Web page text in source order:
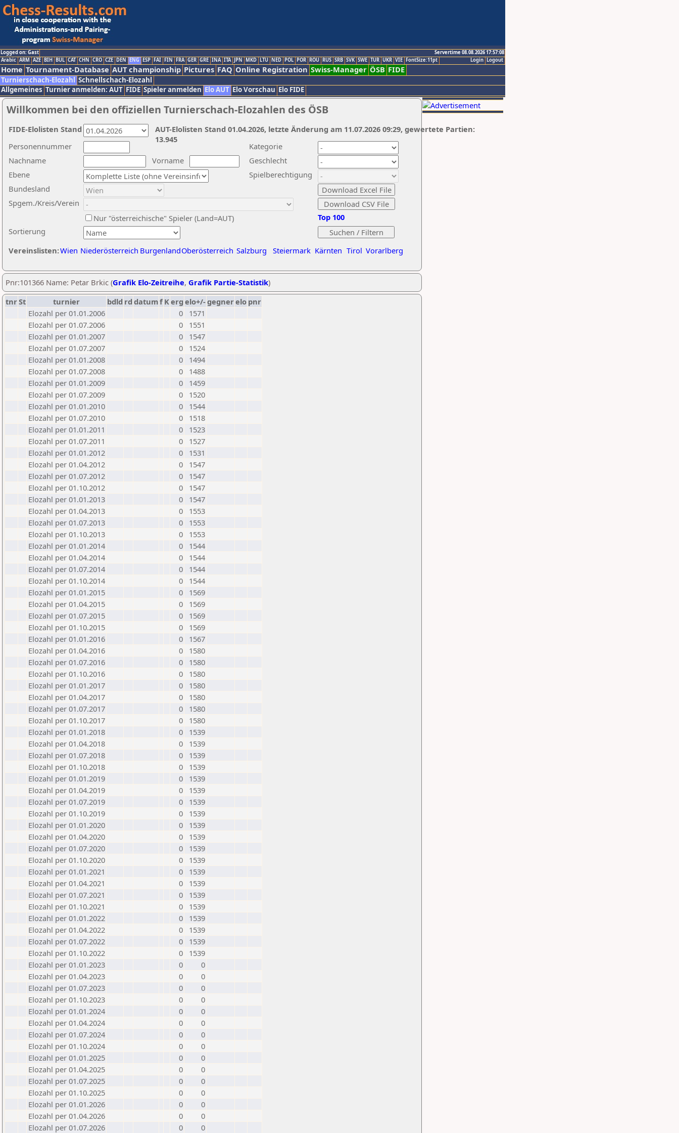
Logged on: Gast
Servertime 08.08.2026 17:57:08
Logout
Login
Arabic ARM AZE BIH BUL CAT CHN CRO CZE DEN ENG ESP FAI FIN FRA GER GRE INA ITA JPN MKD LTU NED POL POR ROU RUS SRB SVK SWE TUR UKR VIE FontSize:11pt
Home Tournament-Database AUT championship Pictures FAQ Online Registration Swiss-Manager ÖSB FIDE
Turnierschach-Elozahl Schnellschach-Elozahl
Allgemeines Turnier anmelden: AUT FIDE Spieler anmelden Elo AUT Elo Vorschau Elo FIDE
Willkommen bei den offiziellen Turnierschach-Elozahlen des ÖSB
Nachname
Vorname
Ebene
Kategorie
Sortierung
Personennummer
Bundesland
Spgem./Kreis/Verein
Geschlecht
Nur "österreichische" Spieler (Land=AUT)
Spielberechtigung
Vereinslisten:Wien Niederösterreich BurgenlandOberösterreich Salzburg Steiermark Kärnten Tirol Vorarlberg
Top 100
AUT-Elolisten Stand 01.04.2026, letzte Änderung am 11.07.2026 09:29, gewertete Partien:
13.945
FIDE-Elolisten Stand
Pnr:101366 Name: Petar Brkic (Grafik Elo-Zeitreihe, Grafik Partie-Statistik)
tnrSt turnier bdld rd datumf Kerg elo+/-gegnerelo pnr
Elozahl per 01.01.2006
0
1571
Elozahl per 01.07.2006
0
1551
Elozahl per 01.01.2007
0
1547
Elozahl per 01.07.2007
0
1524
Elozahl per 01.01.2008
0
1494
Elozahl per 01.07.2008
0
1488
Elozahl per 01.01.2009
0
1459
Elozahl per 01.07.2009
0
1520
Elozahl per 01.01.2010
0
1544
Elozahl per 01.07.2010
0
1518
Elozahl per 01.01.2011
0
1523
Elozahl per 01.07.2011
0
1527
Elozahl per 01.01.2012
0
1531
Elozahl per 01.04.2012
0
1547
Elozahl per 01.07.2012
0
1547
Elozahl per 01.10.2012
0
1547
Elozahl per 01.01.2013
0
1547
Elozahl per 01.04.2013
0
1553
Elozahl per 01.07.2013
0
1553
Elozahl per 01.10.2013
0
1553
Elozahl per 01.01.2014
0
1544
Elozahl per 01.04.2014
0
1544
Elozahl per 01.07.2014
0
1544
Elozahl per 01.10.2014
0
1544
Elozahl per 01.01.2015
0
1569
Elozahl per 01.04.2015
0
1569
Elozahl per 01.07.2015
0
1569
Elozahl per 01.10.2015
0
1569
Elozahl per 01.01.2016
0
1567
Elozahl per 01.04.2016
0
1580
Elozahl per 01.07.2016
0
1580
Elozahl per 01.10.2016
0
1580
Elozahl per 01.01.2017
0
1580
Elozahl per 01.04.2017
0
1580
Elozahl per 01.07.2017
0
1580
Elozahl per 01.10.2017
0
1580
Elozahl per 01.01.2018
0
1539
Elozahl per 01.04.2018
0
1539
Elozahl per 01.07.2018
0
1539
Elozahl per 01.10.2018
0
1539
Elozahl per 01.01.2019
0
1539
Elozahl per 01.04.2019
0
1539
Elozahl per 01.07.2019
0
1539
Elozahl per 01.10.2019
0
1539
Elozahl per 01.01.2020
0
1539
Elozahl per 01.04.2020
0
1539
Elozahl per 01.07.2020
0
1539
Elozahl per 01.10.2020
0
1539
Elozahl per 01.01.2021
0
1539
Elozahl per 01.04.2021
0
1539
Elozahl per 01.07.2021
0
1539
Elozahl per 01.10.2021
0
1539
Elozahl per 01.01.2022
0
1539
Elozahl per 01.04.2022
0
1539
Elozahl per 01.07.2022
0
1539
Elozahl per 01.10.2022
0
1539
Elozahl per 01.01.2023
0
0
Elozahl per 01.04.2023
0
0
Elozahl per 01.07.2023
0
0
Elozahl per 01.10.2023
0
0
Elozahl per 01.01.2024
0
0
Elozahl per 01.04.2024
0
0
Elozahl per 01.07.2024
0
0
Elozahl per 01.10.2024
0
0
Elozahl per 01.01.2025
0
0
Elozahl per 01.04.2025
0
0
Elozahl per 01.07.2025
0
0
Elozahl per 01.10.2025
0
0
Elozahl per 01.01.2026
0
0
Elozahl per 01.04.2026
0
0
Elozahl per 01.07.2026
0 0